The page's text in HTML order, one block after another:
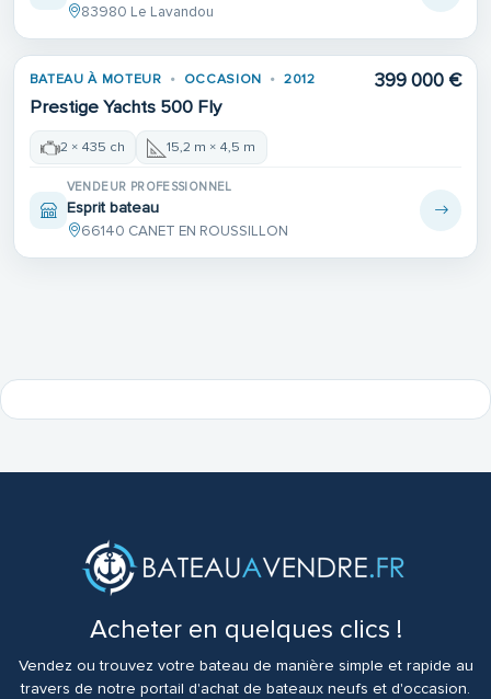
83980 Le Lavandou
BATEAU À MOTEUR OCCASION 2012
Prestige Yachts 500 Fly
399 000 €
2 × 435 ch 15,2 m × 4,5 m
VENDEUR PROFESSIONNEL
Esprit bateau
66140 CANET EN ROUSSILLON
Acheter en quelques clics !
Vendez ou trouvez votre bateau de manière simple et rapide au
travers de notre portail d'achat de bateaux neufs et d'occasion.